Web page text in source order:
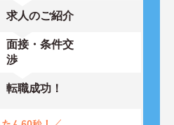
求人のご紹介
面接・条件交
渉
転職成功！